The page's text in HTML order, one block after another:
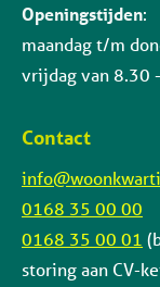
Openingstijden:
maandag t/m
vrijdag van 8.30
Contact
0168 35 00 00
0168 35 00 01
storing aan CV-